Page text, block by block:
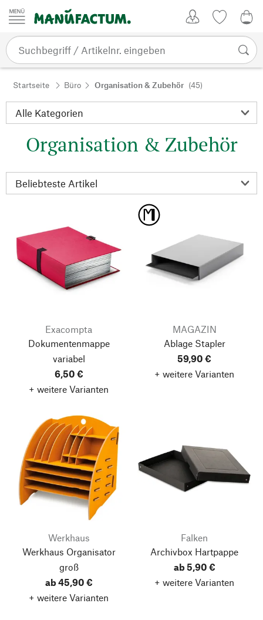
Zum Inhalt springen
Startseite Büro Organisation & Zubehör (45)
Organisation & Zubehör
Exacompta
Dokumentenmappe
variabel
6,50 €
+ weitere Varianten
MAGAZIN
Ablage Stapler
59,90 €
+ weitere Varianten
Werkhaus
Werkhaus Organisator
groß
ab 45,90 €
+ weitere Varianten
Falken
Archivbox Hartpappe
ab 5,90 €
+ weitere Varianten